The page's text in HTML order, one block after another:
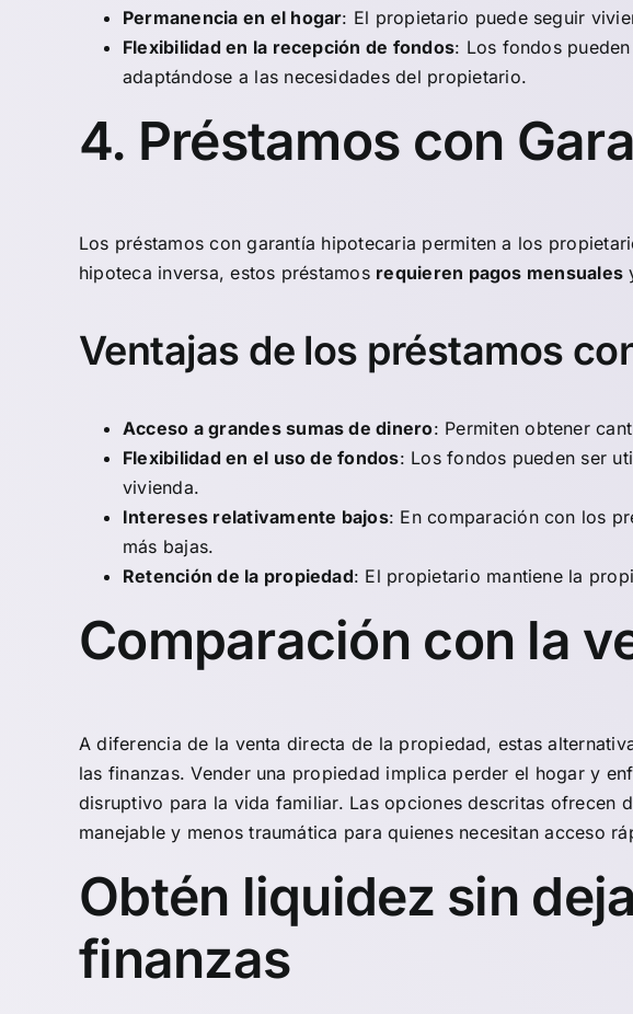
Permanencia en el hogar: El propietario puede seguir
Flexibilidad en la recepción de fondos: Los fondos
adaptándose a las necesidades del propietario.
4. Préstamos con
Los préstamos con garantía hipotecaria permiten a los
hipoteca inversa, estos préstamos requieren pagos mensuales
Ventajas de los préstamos
Acceso a grandes sumas de dinero: Permiten obtener
Flexibilidad en el uso de fondos: Los fondos pueden ser
vivienda.
Intereses relativamente bajos: En comparación con los
más bajas.
Retención de la propiedad: El propietario mantiene la
Comparación con la
A diferencia de la venta directa de la propiedad, estas
las finanzas. Vender una propiedad implica perder el hogar y
disruptivo para la vida familiar. Las opciones descritas ofrecen
manejable y menos traumática para quienes necesitan acceso
Obtén liquidez sin
finanzas